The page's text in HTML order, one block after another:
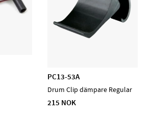
PC13-53A
Drum Clip dämpare Regular
215 NOK